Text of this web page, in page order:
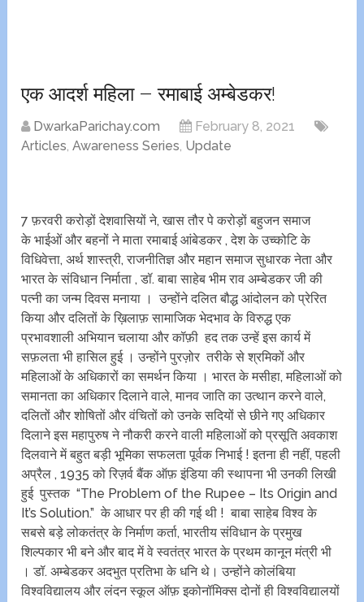
एक आदर्श महिला – रमाबाई अम्बेडकर!
DwarkaParichay.com
February 8, 2021
Articles,Awareness Series, Update
7 फ़रवरी करोड़ों देशवासियों ने, खास तौर पे करोड़ों बहुजन समाज
के भाईओं और बहनों ने माता रमाबाई आंबेडकर , देश के उच्कोटि के
विधिवेत्ता, अर्थ शास्त्री, राजनीतिज्ञ और महान समाज सुधारक नेता और
भारत के संविधान निर्माता , डॉ. बाबा साहेब भीम राव अम्बेडकर जी की
पत्नी का जन्म दिवस मनाया । उन्होंने दलित बौद्ध आंदोलन को प्रेरित
किया और दलितों के ख़िलाफ़ सामाजिक भेदभाव के विरुद्ध एक
प्रभावशाली अभियान चलाया और कॉफ़ी हद तक उन्हें इस कार्य में
सफ़लता भी हासिल हुई । उन्होंने पुरज़ोर तरीके से श्रमिकों और
महिलाओं के अधिकारों का समर्थन किया । भारत के मसीहा, महिलाओं को
समानता का अधिकार दिलाने वाले, मानव जाति का उत्थान करने वाले,
दलितों और शोषितों और वंचितों को उनके सदियों से छीने गए अधिकार
दिलाने इस महापुरुष ने नौकरी करने वाली महिलाओं को प्रसूति अवकाश
दिलवाने में बहुत बड़ी भूमिका सफलता पूर्वक निभाई ! इतना ही नहीं, पहली
अप्रैल , 1935 को रिज़र्व बैंक ऑफ़ इंडिया की स्थापना भी उनकी लिखी
हुई पुस्तक “The Problem of the Rupee – Its Origin and
It’s Solution.” के आधार पर ही की गई थी ! बाबा साहेब विश्व के
सबसे बड़े लोकतंत्र के निर्माण कर्ता, भारतीय संविधान के प्रमुख
शिल्पकार भी बने और बाद में वे स्वतंत्र भारत के प्रथम कानून मंत्री भी
। डॉ. अम्बेडकर अदभुत प्रतिभा के धनि थे। उन्होंने कोलंबिया
विश्वविद्यालय और लंदन स्कूल ऑफ़ इकोनॉमिक्स दोनों ही विश्वविद्यालयों